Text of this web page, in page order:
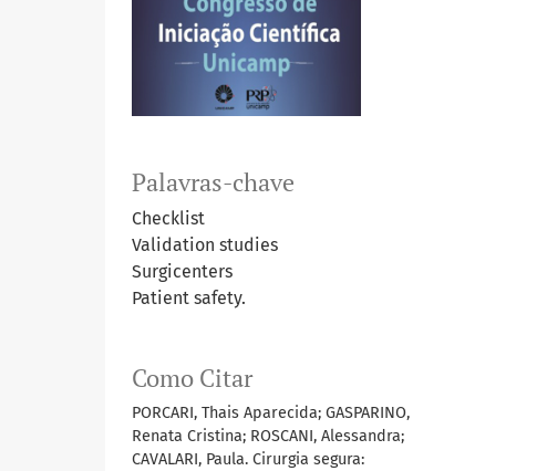
Palavras-chave
Checklist
Validation studies
Surgicenters
Patient safety.
Como Citar
PORCARI, Thais Aparecida; GASPARINO,
Renata Cristina; ROSCANI, Alessandra;
CAVALARI, Paula. Cirurgia segura: